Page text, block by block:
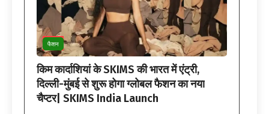
फैशन
किम कार्दाशियां के SKIMS की भारत में एंट्री,
दिल्ली-मुंबई से शुरू होगा ग्लोबल फैशन का नया
चैप्टर| SKIMS India Launch